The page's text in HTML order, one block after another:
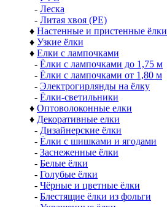
- Леска
- Литая хвоя (РЕ)
♦ Настенные и пристенные ёлки
♦ Узкие ёлки
♦ Елки с лампочками
- Ёлки с лампочками до 1,75 м
- Ёлки с лампочками от 1,80 м
- Электрогирлянды на ёлку
- Ёлки-светильники
♦ Оптоволоконные елки
♦ Декоративные елки
- Дизайнерские ёлки
- Ёлки с шишками и ягодами
- Заснеженные ёлки
- Белые ёлки
- Голубые ёлки
- Чёрные и цветные ёлки
- Блестящие ёлки из фольги